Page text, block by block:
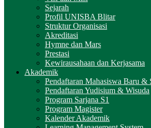
Sejarah
Profil UNISBA Blitar
Struktur Organisasi
Akreditasi
Hymne dan Mars
Prestasi
Kewirausahaan dan Kerjasama
Akademik
Pendaftaran Mahasiswa Baru
Pendaftaran Yudisium & Wisuda
Program Sarjana S1
Program Magister
Kalender Akademik